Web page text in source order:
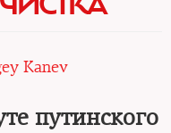
Kanev
путинского